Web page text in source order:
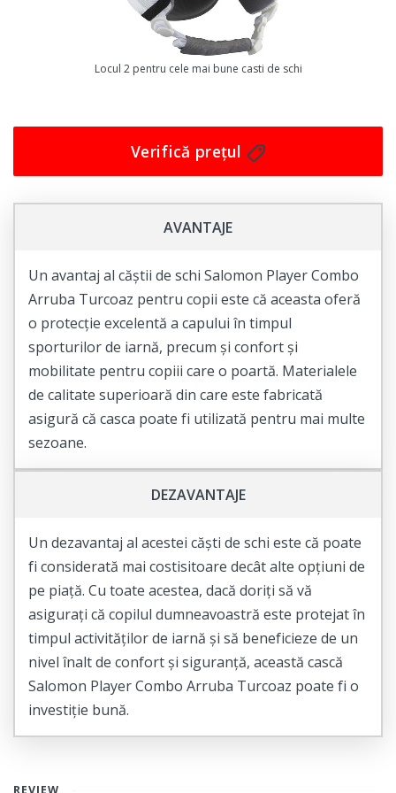
Într-un cuvânt, această cască de schi/snowboard
pentru copii este esențială pentru siguranța și
confortul copiilor dumneavoastră în timpul activităților
pentru a se bucura din plin de zăpadă!
Comandați acum această cască schi/snowboard pentru
copii cu viziera rabatabilă, alba, marime 48-51 cm!
Locul 2 pentru cele mai bune casti de schi
Verifică prețul
AVANTAJE
Un avantaj al căștii de schi Salomon Player Combo
Arruba Turcoaz pentru copii este că aceasta oferă
o protecție excelentă a capului în timpul
sporturilor de iarnă, precum și confort și
mobilitate pentru copiii care o poartă. Materialele
de calitate superioară din care este fabricată
asigură că casca poate fi utilizată pentru mai multe
sezoane.
DEZAVANTAJE
Un dezavantaj al acestei căști de schi este că poate
fi considerată mai costisitoare decât alte opțiuni de
pe piață. Cu toate acestea, dacă doriți să vă
asigurați că copilul dumneavoastră este protejat în
timpul activităților de iarnă și să beneficieze de un
nivel înalt de confort și siguranță, această cască
Salomon Player Combo Arruba Turcoaz poate fi o
investiție bună.
REVIEW